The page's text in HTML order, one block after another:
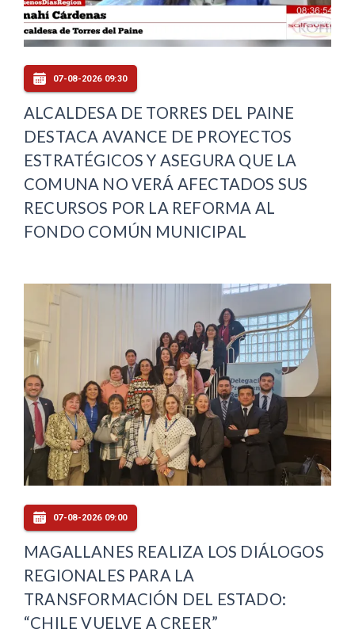
07-08-2026 09:30
ALCALDESA DE TORRES DEL PAINE
DESTACA AVANCE DE PROYECTOS
ESTRATÉGICOS Y ASEGURA QUE LA
COMUNA NO VERÁ AFECTADOS SUS
RECURSOS POR LA REFORMA AL
FONDO COMÚN MUNICIPAL
07-08-2026 09:00
MAGALLANES REALIZA LOS DIÁLOGOS
REGIONALES PARA LA
TRANSFORMACIÓN DEL ESTADO:
“CHILE VUELVE A CREER”